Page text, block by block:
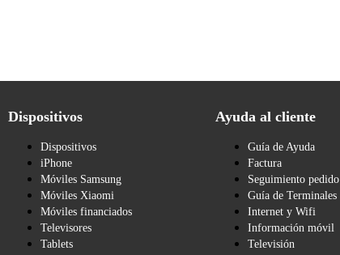
Dispositivos
Dispositivos
iPhone
Móviles Samsung
Móviles Xiaomi
Móviles financiados
Televisores
Tablets
Ayuda al cliente
Guía de Ayuda
Factura
Seguimiento pedido
Guía de Terminales
Internet y Wifi
Información móvil
Televisión